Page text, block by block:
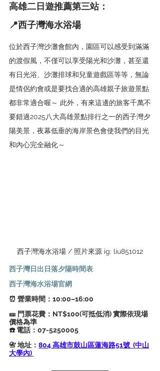
高雄二日遊推薦第三站：
📍西子灣海水浴場
位於西子灣沙灘會館內，園區可以感受到滿滿
的渡假風，不僅可以享受陽光和沙灘，甚至還
有日光浴、沙灘排球和兒童遊戲區等等，無論
是情侶約會或是要找合適的高雄親子旅遊景點
都非常適合喔～ 此外，有來這邊的旅客千萬不
要錯過2025八大高雄景點排行之一的西子灣夕
陽美景，夜幕低垂的海岸景色會使我們的目光
和內心完全融化～
西子灣海水浴場 / 照片來源 ig: liu851012
西子灣日出日落夕陽時間表
西子灣海水浴場官網
⏰ 營業時間：10:00–16:00
🎫 門票花費：NT$100(可抵低消) 實際依現場
價格為準
☎️ 電話：07-5250005
📇 地址： 804 高雄市鼓山區蓮海路51號  (中山
大學內)